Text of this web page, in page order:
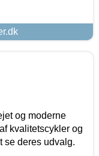
og moderne
kvalitetscykler og
se deres udvalg.